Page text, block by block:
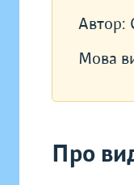
Автор:
Мова
Про